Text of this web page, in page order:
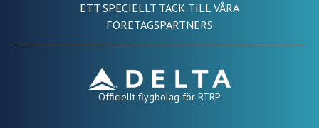
ETT SPECIELLT TACK TILL VÅRA
FÖRETAGSPARTNERS
Officiellt flygbolag för RTRP